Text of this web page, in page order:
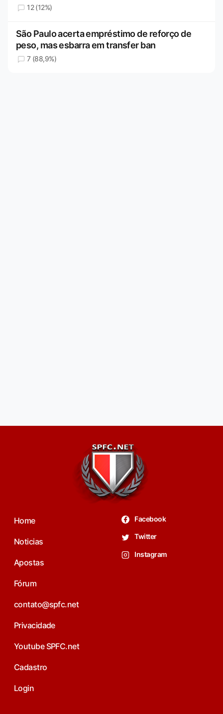
12 (12%)
São Paulo acerta empréstimo de reforço de
peso, mas esbarra em transfer ban
7 (88,9%)
Home
Noticias
Apostas
Fórum
contato@spfc.net
Privacidade
Youtube SPFC.net
Cadastro
Login
Facebook
Twitter
Instagram